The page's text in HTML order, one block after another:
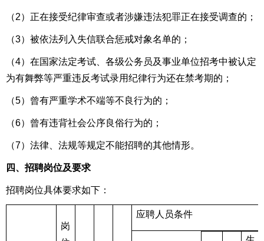
（2）正在接受纪律审查或者涉嫌违法犯罪正在接受调查的；
（3）被依法列入失信联合惩戒对象名单的；
（4）在国家法定考试、各级公务员及事业单位招考中被认定
为有舞弊等严重违反考试录用纪律行为还在禁考期的；
（5）曾有严重学术不端等不良行为的；
（6）曾有违背社会公序良俗行为的；
（7）法律、法规等规定不能招聘的其他情形。
四、招聘岗位及要求
招聘岗位具体要求如下：
岗
应聘人员条件